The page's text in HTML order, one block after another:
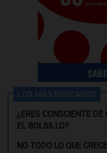
LOS MÁS BUSCADOS
¿ERES CONSCIENTE
EL BOLSILLO?
NO TODO LO QUE